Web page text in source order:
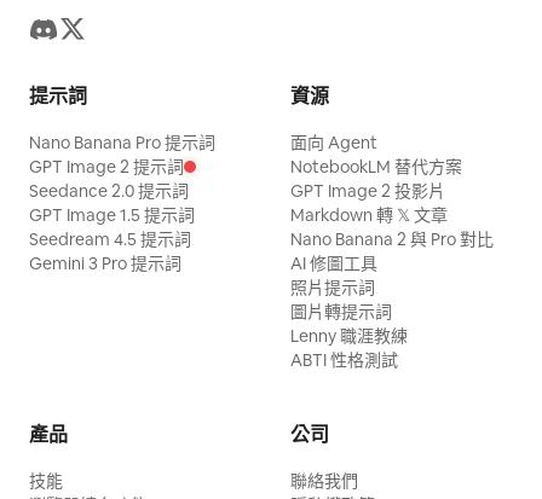
提示詞
Nano Banana Pro 提示詞
GPT Image 2 提示詞
Seedance 2.0 提示詞
GPT Image 1.5 提示詞
Seedream 4.5 提示詞
Gemini 3 Pro 提示詞
資源
面向 Agent
NotebookLM 替代方案
GPT Image 2 投影片
Markdown 轉 𝕏 文章
Nano Banana 2 與 Pro 對比
AI 修圖工具
照片提示詞
圖片轉提示詞
Lenny 職涯教練
ABTI 性格測試
產品
技能
公司
聯絡我們